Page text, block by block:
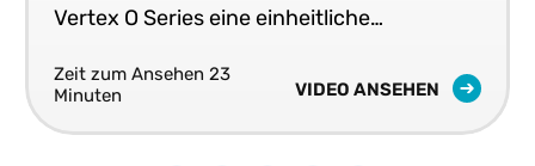
Vertex O Series eine einheitliche
Geschäftssystemen liefert.
Zeit zum Ansehen 23
Minuten
VIDEO ANSEHEN